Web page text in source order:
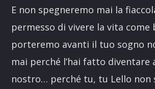
E non spegneremo mai la
permesso di vivere la vita come
porteremo avanti il tuo sogno
mai perché l’hai fatto diventare
nostro… perché tu, tu Lello non